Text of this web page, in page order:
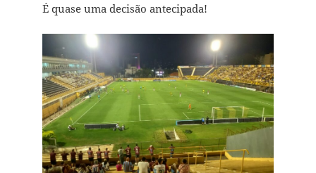
É quase uma decisão antecipada!